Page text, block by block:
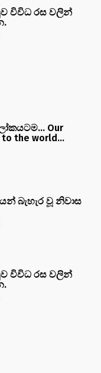
විවිධ රස වලින්
Our
to the world…
බැහැර වූ නිවාස
විවිධ රස වලින්